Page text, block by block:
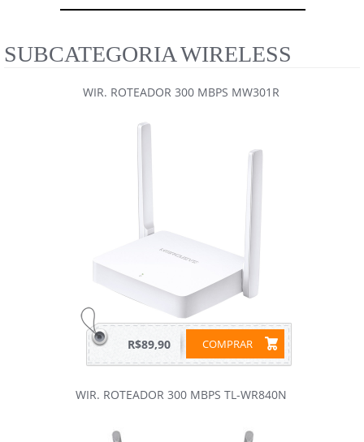
SUBCATEGORIA WIRELESS
WIR. ROTEADOR 300 MBPS MW301R
COMPRAR
R$89,90
WIR. ROTEADOR 300 MBPS TL-WR840N